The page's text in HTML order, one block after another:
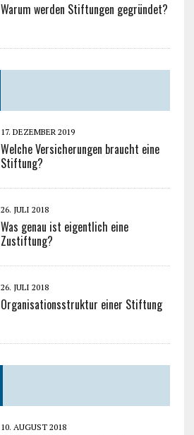
Warum werden Stiftungen gegründet?
17. DEZEMBER 2019
Welche Versicherungen braucht eine
Stiftung?
26. JULI 2018
Was genau ist eigentlich eine
Zustiftung?
26. JULI 2018
Organisationsstruktur einer Stiftung
10. AUGUST 2018